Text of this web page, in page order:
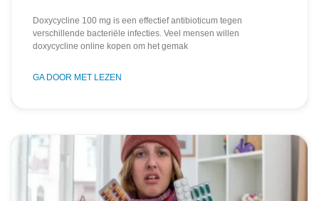
Doxycycline 100 mg is een effectief antibioticum tegen
verschillende bacteriële infecties. Veel mensen willen
doxycycline online kopen om het gemak
GA DOOR MET LEZEN